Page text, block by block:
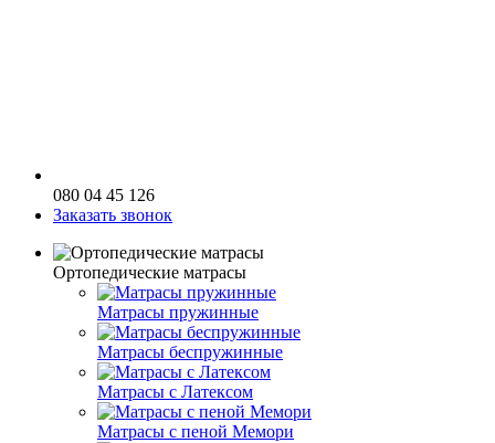
080 04 45 126
Заказать звонок
Ортопедические матрасы
Матрасы пружинные
Матрасы беспружинные
Матрасы с Латексом
Матрасы с пеной Мемори